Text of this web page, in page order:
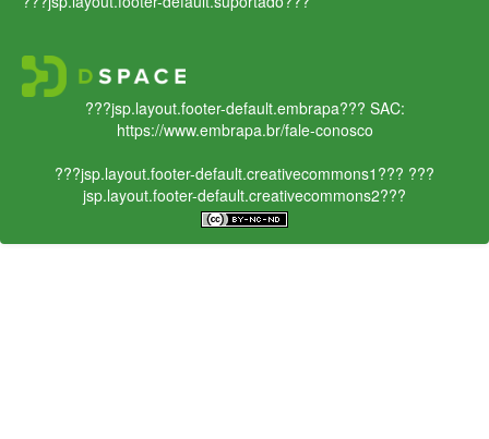
???jsp.layout.footer-default.embrapa??? SAC:
https://www.embrapa.br/fale-conosco
???jsp.layout.footer-default.creativecommons1??? ???
jsp.layout.footer-default.creativecommons2???